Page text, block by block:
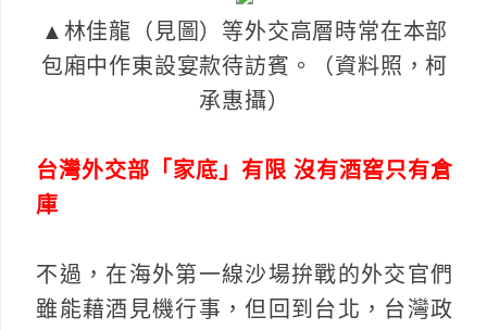
▲林佳龍（見圖）等外交高層時常在本部
包廂中作東設宴款待訪賓。（資料照，柯
承惠攝）
台灣外交部「家底」有限 沒有酒窖只有倉
庫
不過，在海外第一線沙場拚戰的外交官們
雖能藉酒見機行事，但回到台北，台灣政